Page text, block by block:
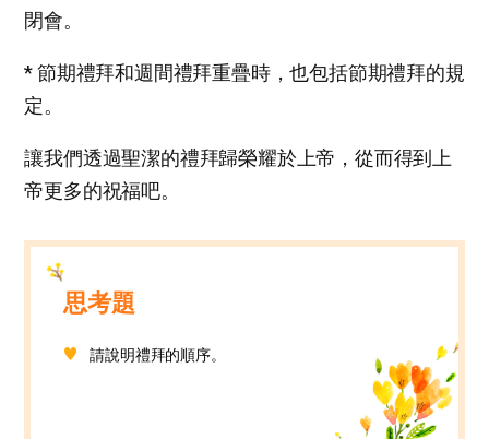
閉會。
* 節期禮拜和週間禮拜重疊時，也包括節期禮拜的規
定。
讓我們透過聖潔的禮拜歸榮耀於上帝，從而得到上
帝更多的祝福吧。
思考題
請說明禮拜的順序。